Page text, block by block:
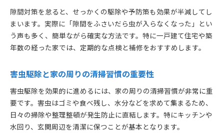
隙間対策を怠ると、せっかくの駆除や予防策も効果が半減してし
まいます。実際に「隙間をふさいだら虫が入らなくなった」とい
う声も多く、簡単ながら確実な方法です。特に一戸建て住宅や築
年数の経った家では、定期的な点検と補修をおすすめします。
害虫駆除と家の周りの清掃習慣の重要性
害虫駆除を効果的に進めるには、家の周りの清掃習慣が非常に重
要です。害虫はゴミや食べ残し、水分などを求めて集まるため、
日々の掃除や整理整頓が発生防止に直結します。特にキッチンや
水回り、玄関周辺を清潔に保つことが基本となります。